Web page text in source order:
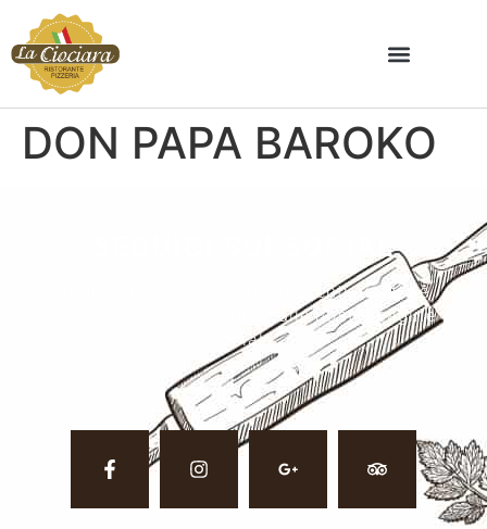
DON PAPA BAROKO
SEGUICI SUI SOCIAL
Vuoi restare aggiornato su eventi, ricette e
nuove pietanze? Seguici sulle nostre pagine
social.